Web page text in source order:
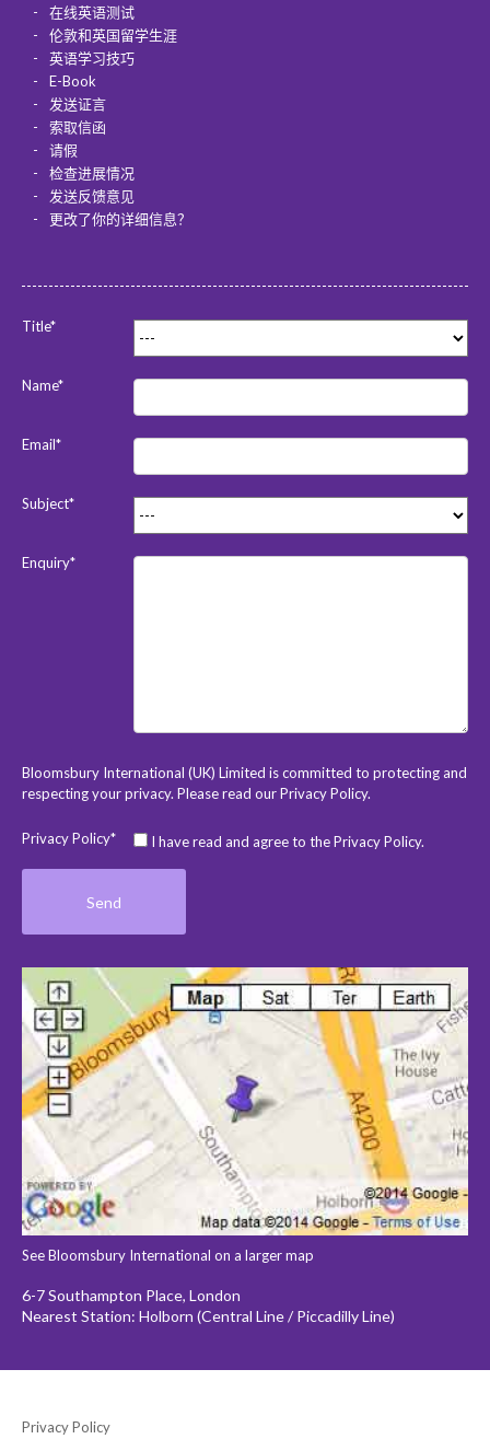
在线英语测试
伦敦和英国留学生涯
英语学习技巧
E-Book
发送证言
索取信函
请假
检查进展情况
发送反馈意见
更改了你的详细信息？
Title*
Name*
Email*
Subject*
Enquiry*
Bloomsbury International (UK) Limited is committed to protecting and
respecting your privacy. Please read ourPrivacy Policy.
Privacy Policy* I have read and agree to the Privacy Policy.
See Bloomsbury International on a larger map
6-7 Southampton Place, London
Nearest Station: Holborn (Central Line / Piccadilly Line)
Privacy Policy